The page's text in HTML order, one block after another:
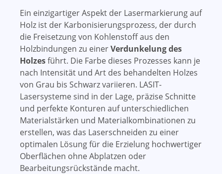
Ein einzigartiger Aspekt der Lasermarkierung auf
Holz ist der Karbonisierungsprozess, der durch
die Freisetzung von Kohlenstoff aus den
Holzbindungen zu einerVerdunkelung des
Holzesführt. Die Farbe dieses Prozesses kann je
nach Intensität und Art des behandelten Holzes
von Grau bis Schwarz variieren. LASIT-
Lasersysteme sind in der Lage, präzise Schnitte
und perfekte Konturen auf unterschiedlichen
Materialstärken und Materialkombinationen zu
erstellen, was das Laserschneiden zu einer
optimalen Lösung für die Erzielung hochwertiger
Oberflächen ohne Abplatzen oder
Bearbeitungsrückstände macht.